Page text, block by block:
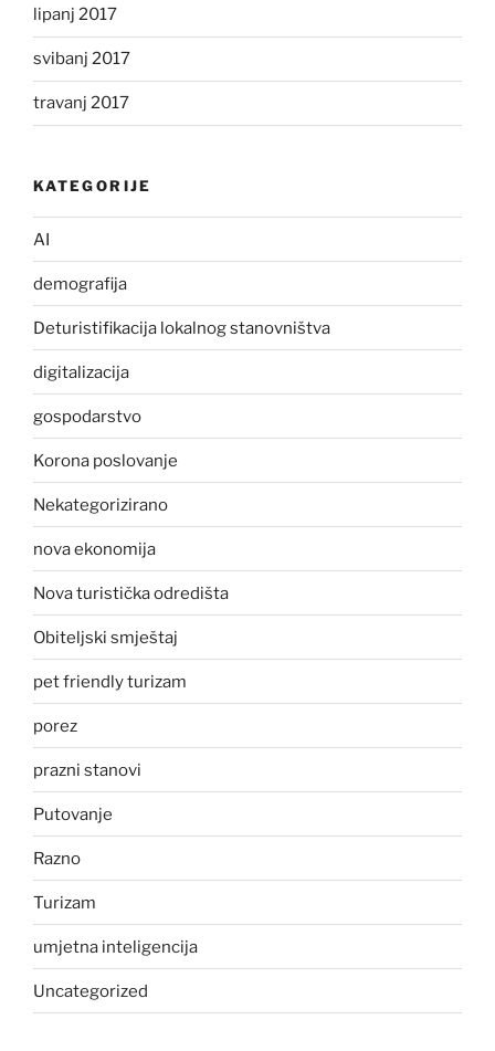
lipanj 2017
svibanj 2017
travanj 2017
KATEGORIJE
AI
demografija
Deturistifikacija lokalnog stanovništva
digitalizacija
gospodarstvo
Korona poslovanje
Nekategorizirano
nova ekonomija
Nova turistička odredišta
Obiteljski smještaj
pet friendly turizam
porez
prazni stanovi
Putovanje
Razno
Turizam
umjetna inteligencija
Uncategorized